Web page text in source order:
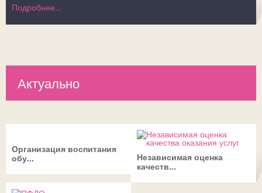
Подробнее...
Актуально
Организация воспитания
обу...
Независимая оценка
качеств...